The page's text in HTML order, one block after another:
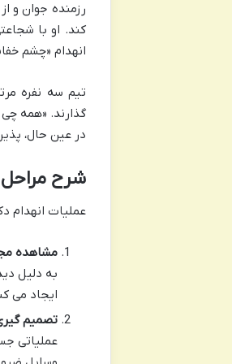
رزمنده جوان و
کند. او با
انهدام «چشم
تیم سه نفره
گذارند. «همه
در عین حال،
شرح
عملیات انهدام
مشاهده
به دلیل
ایجاد می
تصمیم
عملیاتی